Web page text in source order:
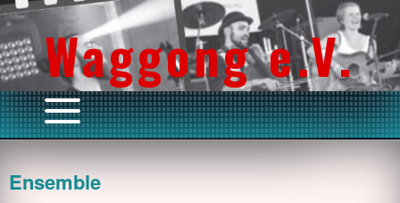
Waggong e.V.
Ensemble